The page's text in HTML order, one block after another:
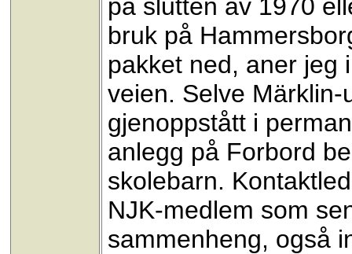
på slutten av 1970
bruk på
pakket ned, aner jeg
veien. Selve
gjenoppstått i
anlegg på Forbord
skolebarn.
NJK-medlem som
sammenheng, også